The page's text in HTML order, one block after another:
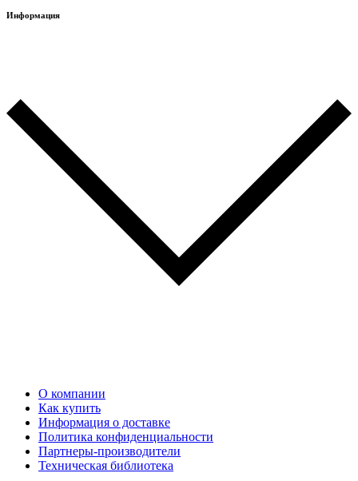
Информация
О компании
Как купить
Информация о доставке
Политика конфиденциальности
Партнеры-производители
Техническая библиотека